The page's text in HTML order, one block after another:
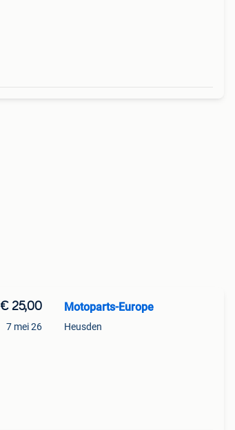
€ 25,00
7 mei 26
Motoparts-Europe
Heusden